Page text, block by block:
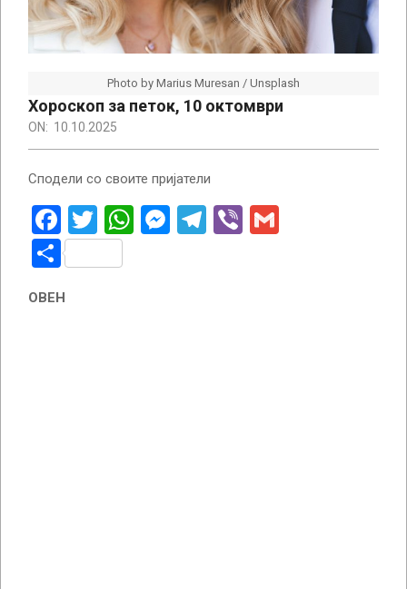
Photo by Marius Muresan / Unsplash
Хороскоп за петок, 10 октомври
ON: 10.10.2025
Сподели со своите пријатели
Facebook
Twitter
WhatsApp
Messenger
Telegram
Viber
Share
ОВЕН